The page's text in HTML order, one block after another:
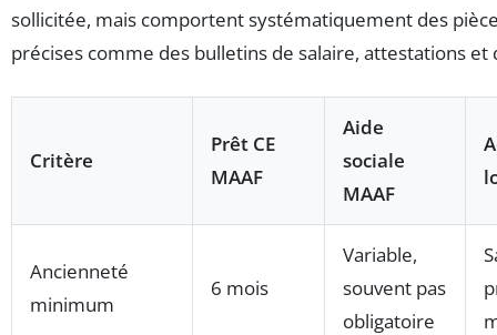
sollicitée, mais comportent systématiquement des
précises comme des bulletins de salaire, attestations et
Critère
Prêt CE
MAAF
Aide
sociale
MAAF
Ancienneté
minimum
6 mois
Variable,
souvent pas
obligatoire